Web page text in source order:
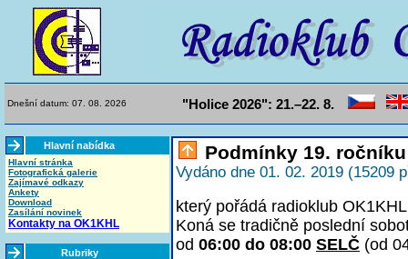
Dnešní datum: 07. 08. 2026 "Holice 2026": 21.–22. 8.
Hlavní nabídka
Hlavní stránka
Fotografická galerie
Zajímavé odkazy
Ankety
Download
Zasílání novinek
Kontakty na OK1KHL
Rubriky
Podmínky 19.
Vydáno dne 01. 02. 2019 (15209
který pořádá radioklub
Koná se tradičně poslední
od 06:00 do 08:00 SELČ (od